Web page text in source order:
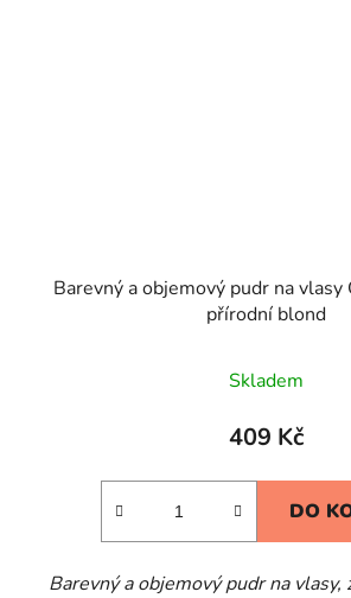
Barevný a objemový pudr na vlasy
přírodní blond
Skladem
409 Kč
DO
Barevný a objemový pudr na vlasy,